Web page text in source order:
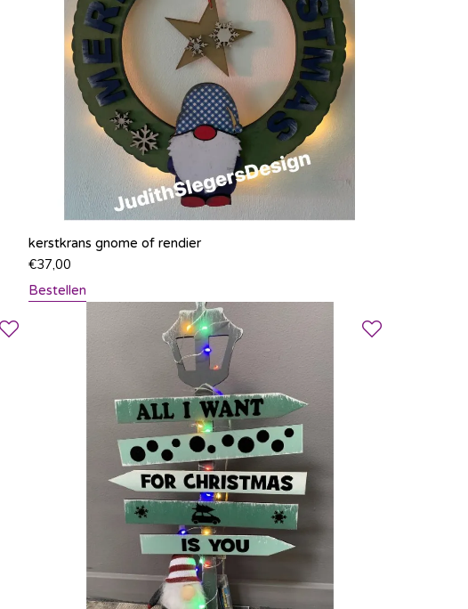
kerstkrans gnome of rendier
€37,00
Bestellen